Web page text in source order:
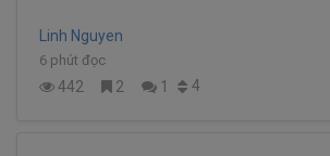
Linh Nguyen
6 phút đọc
442 2 1 4